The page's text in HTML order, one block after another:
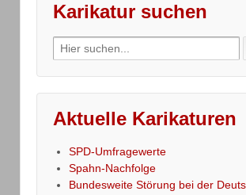
Karikatur suchen
Search
for:
Aktuelle Karikaturen
SPD-Umfragewerte
Spahn-Nachfolge
Bundesweite Störung bei der